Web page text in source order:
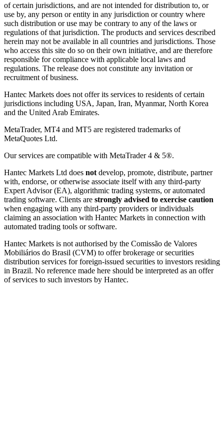
of certain jurisdictions, and are not intended for distribution to, or
use by, any person or entity in any jurisdiction or country where
such distribution or use may be contrary to any of the laws or
regulations of that jurisdiction. The products and services described
herein may not be available in all countries and jurisdictions. Those
who access this site do so on their own initiative, and are therefore
responsible for compliance with applicable local laws and
regulations. The release does not constitute any invitation or
recruitment of business.
Hantec Markets does not offer its services to residents of certain
jurisdictions including USA, Japan, Iran, Myanmar, North Korea
and the United Arab Emirates.
MetaTrader, MT4 and MT5 are registered trademarks of
MetaQuotes Ltd.
Our services are compatible with MetaTrader 4 & 5®.
Hantec Markets Ltd does not develop, promote, distribute, partner
with, endorse, or otherwise associate itself with any third-party
Expert Advisor (EA), algorithmic trading systems, or automated
trading software. Clients are strongly advised to exercise caution
when engaging with any third-party providers or individuals
claiming an association with Hantec Markets in connection with
automated trading tools or software.
Hantec Markets is not authorised by the Comissão de Valores
Mobiliários do Brasil (CVM) to offer brokerage or securities
distribution services for foreign-issued securities to investors residing
in Brazil. No reference made here should be interpreted as an offer
of services to such investors by Hantec.